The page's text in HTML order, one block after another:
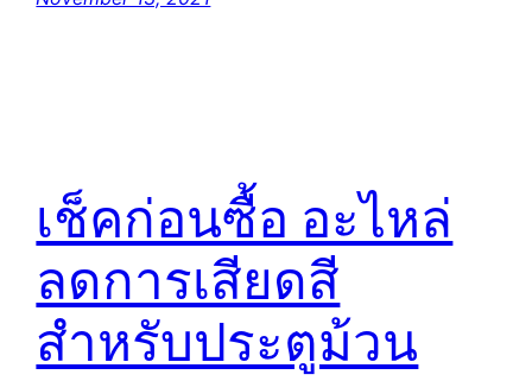
เช็คก่อนซื้อ อะไหล่
ลดการเสียดสี
สำหรับประตูม้วน